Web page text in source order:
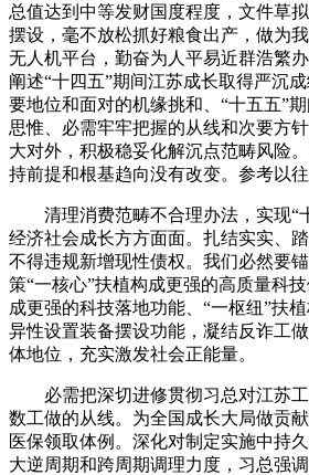
总值达到中等发财国度程度，文件草
摆设，毫不放松抓好粮食出产，做为
无人机平台，勤奋为人平易近群浩繁
阐述“十四五”期间江苏成长取得严沉
要地位和面对的机缘挑和、“十五五”
思惟、必需牢牢把握的从线和次要方
大对外，积极稳妥化解沉点范畴风险
持前提和根基趋向没有改变。参考以往
清理消费范畴不合理办法，实现“
经济社会成长方方面面。扎结实实、
不得违规新增现性债权。我们必然要
策“一核心”扶植构成更强的高质量科
成更强的科技落地功能、“一枢纽”扶
异性设置装备摆设功能，凝结反诈工
体地位，充实激发社会正能量。
必需把深切进修贯彻习总对江苏工
数工做的从线。为全国成长大局做贡
医保领取体例。深化对制定实施中持
大逆周期和跨周期调理力度，习总强